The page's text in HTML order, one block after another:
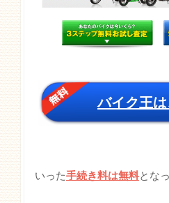
バイク王
いった手続き料は無料とな